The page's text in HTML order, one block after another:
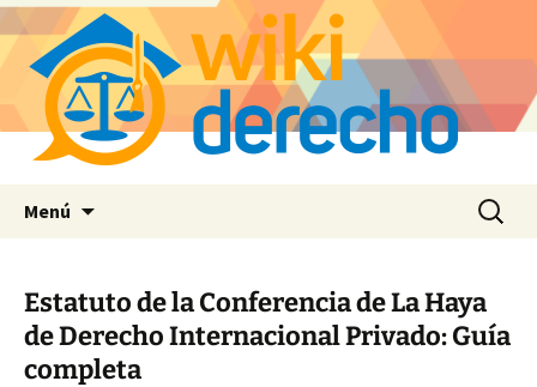
Menú Buscar:
Estatuto de la Conferencia de La Haya
de Derecho Internacional Privado: Guía
completa